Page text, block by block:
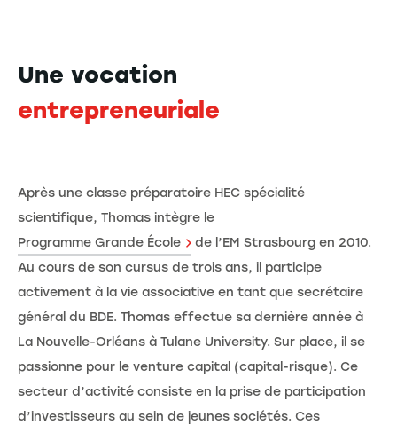
Une vocation
entrepreneuriale
Après une classe préparatoire HEC spécialité
scientifique, Thomas intègre le
Programme Grande École
de l’EM Strasbourg en 2010.
Au cours de son cursus de trois ans, il participe
activement à la vie associative en tant que secrétaire
général du BDE. Thomas effectue sa dernière année à
La Nouvelle-Orléans à Tulane University. Sur place, il se
passionne pour le venture capital (capital-risque). Ce
secteur d’activité consiste en la prise de participation
d’investisseurs au sein de jeunes sociétés. Ces